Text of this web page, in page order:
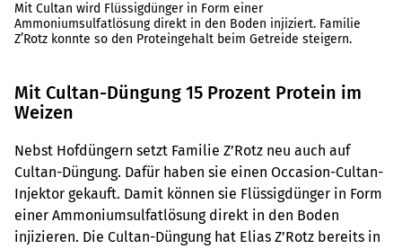
Mit Cultan wird Flüssigdünger in Form einer
Ammoniumsulfatlösung direkt in den Boden injiziert. Familie
Z’Rotz konnte so den Proteingehalt beim Getreide steigern.
Mit Cultan-Düngung 15 Prozent Protein im
Weizen
Nebst Hofdüngern setzt Familie Z’Rotz neu auch auf
Cultan-Düngung. Dafür haben sie einen Occasion-Cultan-
Injektor gekauft. Damit können sie Flüssigdünger in Form
einer Ammoniumsulfatlösung direkt in den Boden
injizieren. Die Cultan-Düngung hat Elias Z’Rotz bereits in